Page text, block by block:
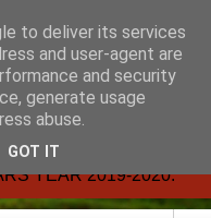
about
NEW BOOK-
YEAR 2019-2020.
to deliver its services
and user-agent are
and security
generate usage
abuse.
GOT IT